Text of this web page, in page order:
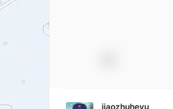
jiaozhuheyu